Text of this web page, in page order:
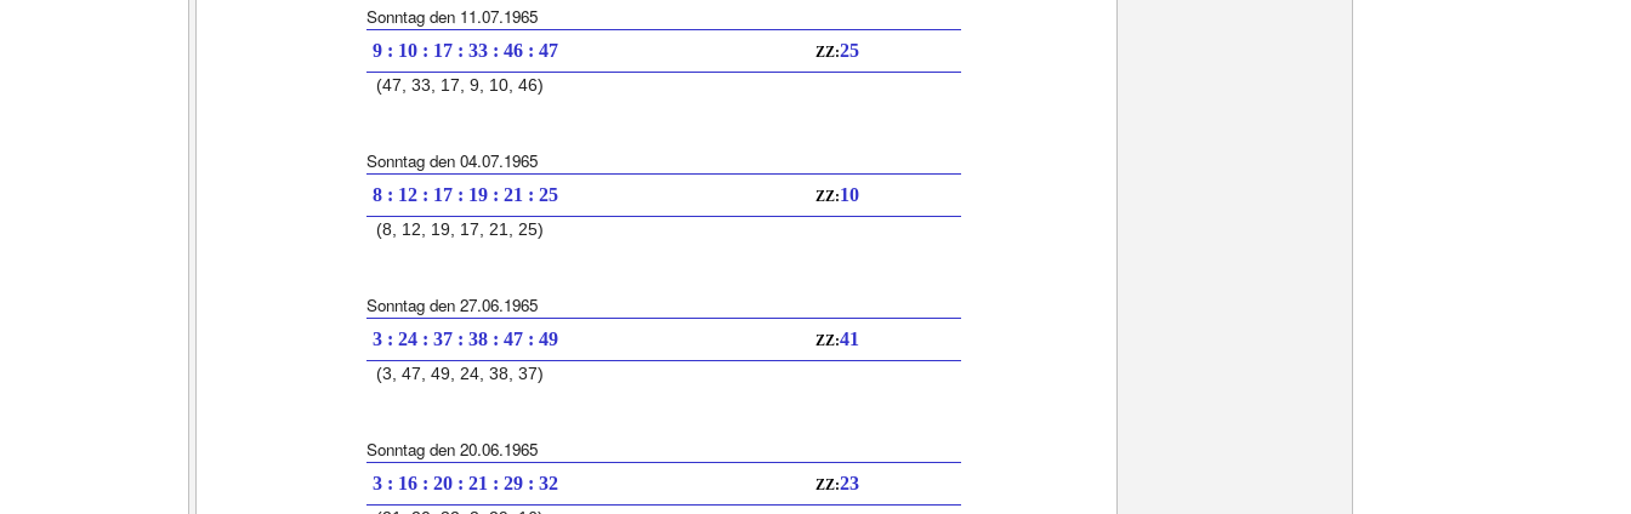
Sonntag den 11.07.1965
9 : 10 : 17 : 33 : 46 : 47 ZZ:25
(47, 33, 17, 9, 10, 46)
Sonntag den 04.07.1965
8 : 12 : 17 : 19 : 21 : 25 ZZ:10
(8, 12, 19, 17, 21, 25)
Sonntag den 27.06.1965
3 : 24 : 37 : 38 : 47 : 49 ZZ:41
(3, 47, 49, 24, 38, 37)
Sonntag den 20.06.1965
3 : 16 : 20 : 21 : 29 : 32 ZZ:23